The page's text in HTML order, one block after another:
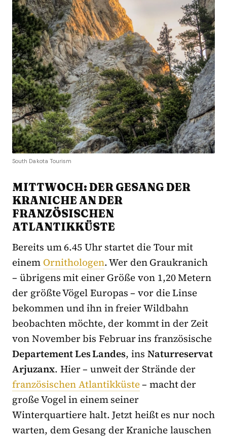
South Dakota Tourism
MITTWOCH: DER GESANG DER
KRANICHE AN DER
FRANZÖSISCHEN
ATLANTIKKÜSTE
Bereits um 6.45 Uhr startet die Tour mit
einem Ornithologen. Wer den Graukranich
– übrigens mit einer Größe von 1,20 Metern
der größte Vögel Europas – vor die Linse
bekommen und ihn in freier Wildbahn
beobachten möchte, der kommt in der Zeit
von November bis Februar ins französische
Departement Les Landes, ins Naturreservat
Arjuzanx. Hier – unweit der Strände der
französischen Atlantikküste– macht der
große Vogel in einem seiner
Winterquartiere halt. Jetzt heißt es nur noch
warten, dem Gesang der Kraniche lauschen